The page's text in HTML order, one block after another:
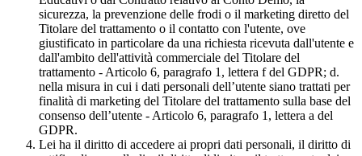
sicurezza, la prevenzione delle frodi o il marketing diretto del
Titolare del trattamento o il contatto con l'utente, ove
giustificato in particolare da una richiesta ricevuta dall'utente e
dall'ambito dell'attività commerciale del Titolare del
trattamento - Articolo 6, paragrafo 1, lettera f del GDPR; d.
nella misura in cui i dati personali dell’utente siano trattati per
finalità di marketing del Titolare del trattamento sulla base del
consenso dell’utente - Articolo 6, paragrafo 1, lettera a del
GDPR.
Lei ha il diritto di accedere ai propri dati personali, il diritto di